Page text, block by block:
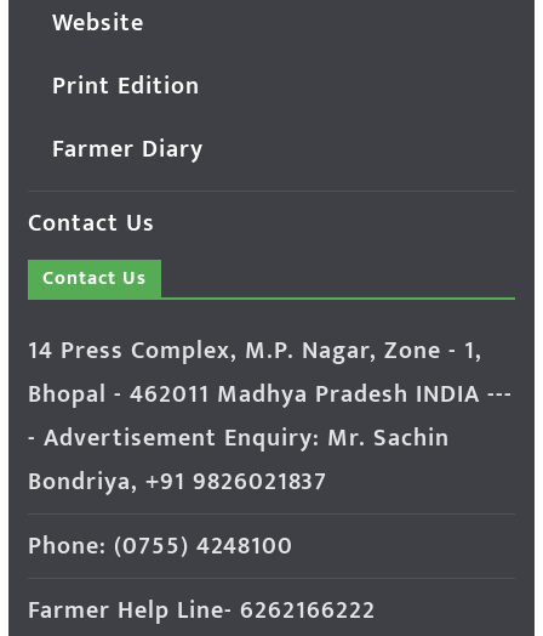
Website
Print Edition
Farmer Diary
Contact Us
Contact Us
14 Press Complex, M.P. Nagar, Zone - 1,
Bhopal - 462011 Madhya Pradesh INDIA ---
- Advertisement Enquiry: Mr. Sachin
Bondriya, +91 9826021837
Phone: (0755) 4248100
Farmer Help Line- 6262166222